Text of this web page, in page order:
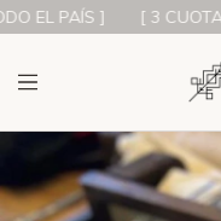
EL PAÍS ] [ 3